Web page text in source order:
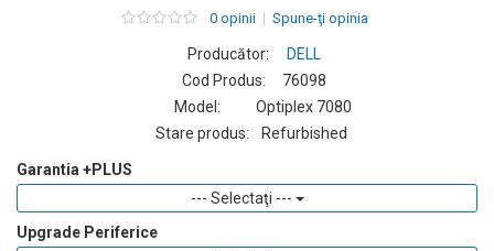
0 opinii Spune-ţi opinia
Producător:
DELL
Cod Produs:
76098
Model:
Optiplex 7080
Stare produs:
Refurbished
Garantia +PLUS
--- Selectaţi ---
Upgrade Periferice